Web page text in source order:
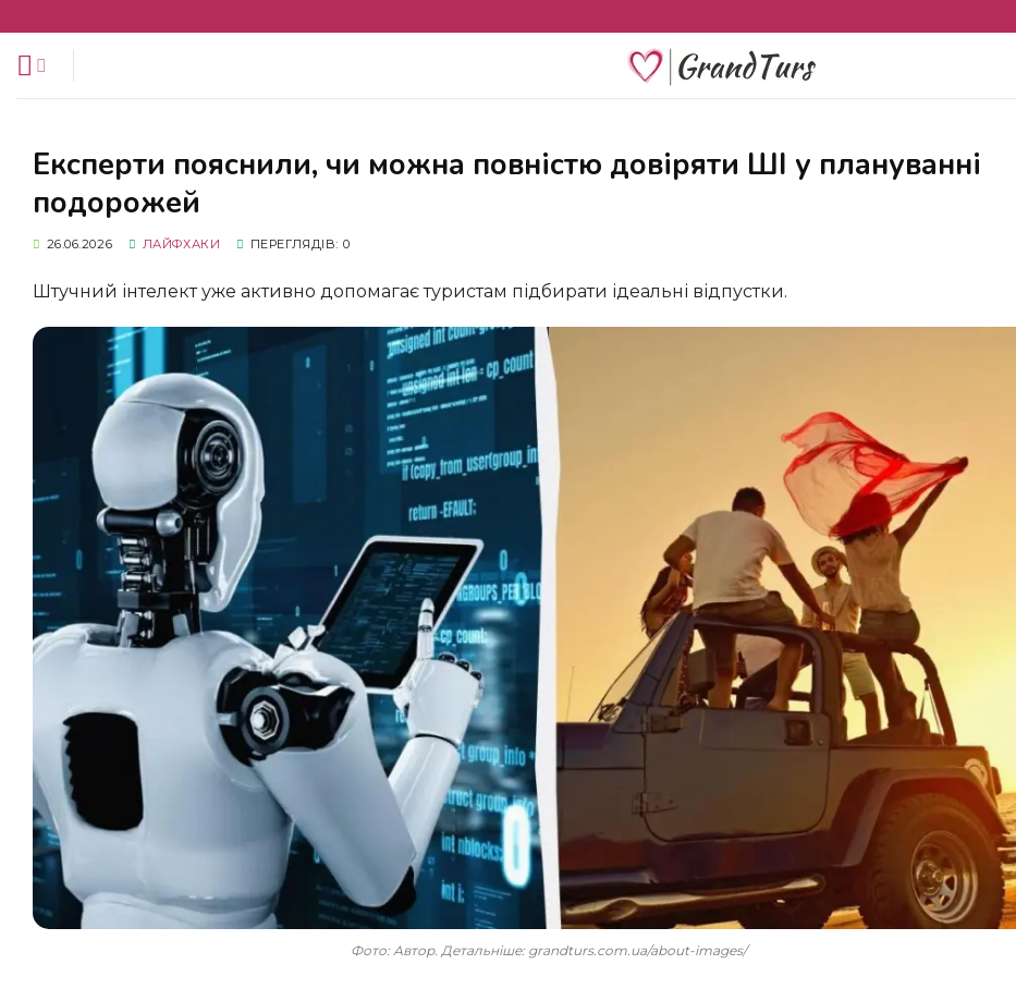
змісту
Експерти пояснили, чи можна повністю довіряти ШІ у плануванні
подорожей
26.06.2026 ЛАЙФХАКИ ПЕРЕГЛЯДІВ: 0
Штучний інтелект уже активно допомагає туристам підбирати ідеальні відпустки.
Фото: Автор. Детальніше: grandturs.com.ua/about-images/